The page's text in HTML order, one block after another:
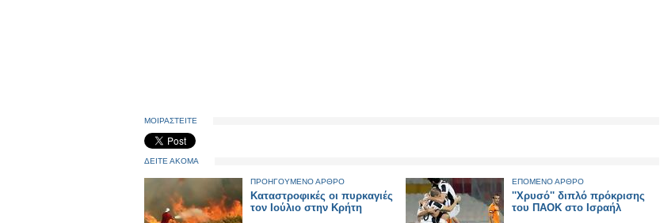
ΜΟΙΡΑΣΤΕΙΤΕ
ΔΕΙΤΕ ΑΚΟΜΑ
ΠΡΟΗΓΟΥΜΕΝΟ ΑΡΘΡΟ
Καταστροφικές οι πυρκαγιές
τον Ιούλιο στην Κρήτη
ΕΠΟΜΕΝΟ ΑΡΘΡΟ
''Χρυσό'' διπλό πρόκρισης
του ΠΑΟΚ στο Ισραήλ